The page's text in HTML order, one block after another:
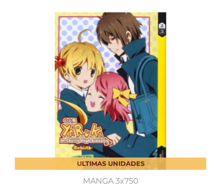
ULTIMAS UNIDADES
MANGA 3x750